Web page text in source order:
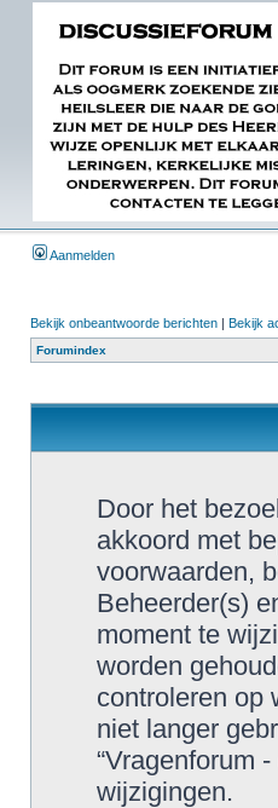
Aanmelden
Bekijk onbeantwoorde berichten | Bekijk
Forumindex
Door het
akkoord met
voorwaarden,
Beheerder(s)
moment te
worden
controleren op
niet langer
“Vragenforum
wijzigingen.